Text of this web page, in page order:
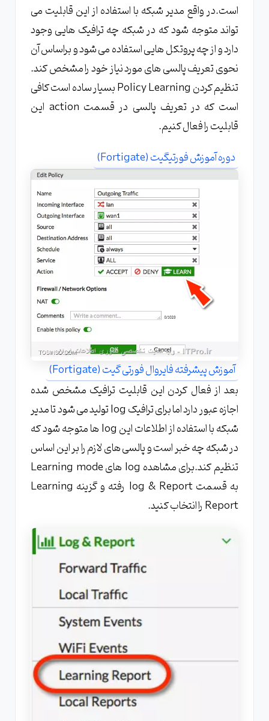
است.در واقع مدیر شبکه با استفاده از این قابلیت می
تواند متوجه شود که در شبکه چه ترافیک هایی وجود
دارد و از چه پروتکل هایی استفاده می شود و براساس آن
نحوی تعریف پالسی های مورد نیاز خود را مشخص کند.
تنظیم کردن Policy Learning بسیار ساده است کافی
است که در تعریف پالسی در قسمت action این
قابلیت را فعال کنیم.
دوره آموزش فورتیگیت (Fortigate)
آموزش پیشرفته فایروال فورتی گیت (Fortigate)
بعد از فعال کردن این قابلیت ترافیک مشخص شده
اجازه عبور دارد اما برای ترافیک log تولید می شود تا مدیر
شبکه با استفاده از اطلاعات این log ها متوجه شود که
در شبکه چه خبر است و پالسی های لازم را بر این اساس
تنظیم کند.برای مشاهده log های Learning mode
به قسمت log & Report رفته و گزینه Learning
Report را انتخاب کنید.